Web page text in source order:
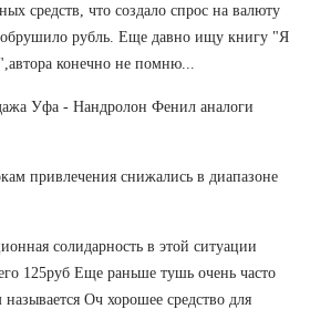
средств, что создало спрос на валюту
обрушило рубль. Еще давно ищу книгу "Я
конечно не помню...
Уфа - Нандролон Фенил аналоги
привлечения снижались в диапазоне
солидарность в этой ситуации
125руб Еще раньше тушь очень часто
Оч хорошее средство для